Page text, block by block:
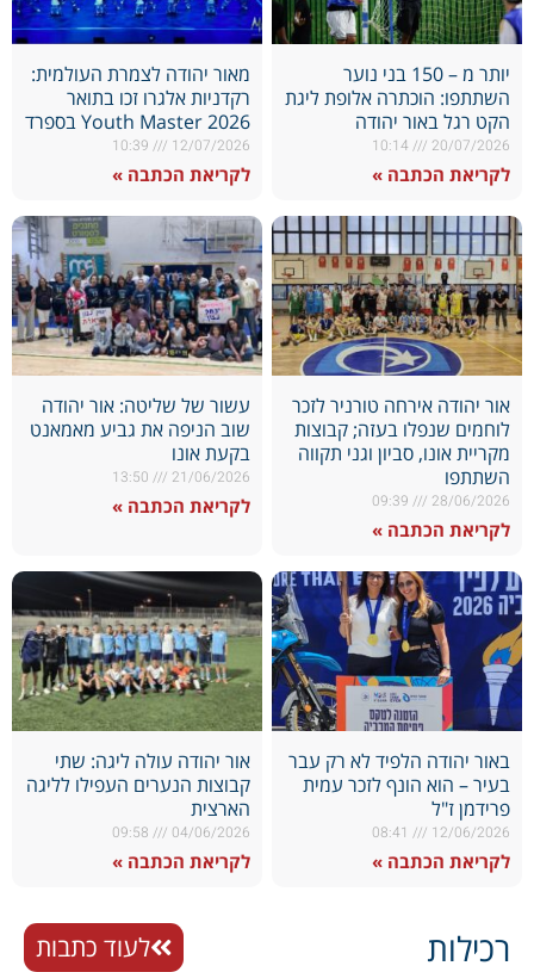
יותר מ – 150 בני נוער
השתתפו: הוכתרה אלופת ליגת
הקט רגל באור יהודה
20/07/2026
לקריאת הכתבה »
מאור יהודה לצמרת העולמית:
רקדניות אלגרו זכו בתואר
Youth Master 2026 בספרד
12/07/2026
לקריאת הכתבה »
אור יהודה אירחה טורניר לזכר
לוחמים שנפלו בעזה; קבוצות
מקריית אונו, סביון וגני תקווה
השתתפו
28/06/2026
לקריאת הכתבה »
עשור של שליטה: אור יהודה
שוב הניפה את גביע מאמאנט
בקעת אונו
21/06/2026
לקריאת הכתבה »
באור יהודה הלפיד לא רק עבר
בעיר – הוא הונף לזכר עמית
פרידמן ז"ל
12/06/2026
לקריאת הכתבה »
אור יהודה עולה ליגה: שתי
קבוצות הנערים העפילו לליגה
הארצית
04/06/2026
לקריאת הכתבה »
רכילות לעוד כתבות